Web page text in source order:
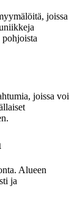
joissa
pohjoista
joissa voi
Alueen
ja